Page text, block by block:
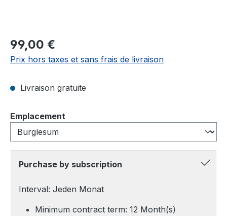
Prix régulier :
99,00 €
Prix hors taxes et sans frais de livraison
Livraison gratuite
Sélectionnez
Emplacement
Purchase by subscription
Interval: Jeden Monat
Minimum contract term: 12 Month(s)